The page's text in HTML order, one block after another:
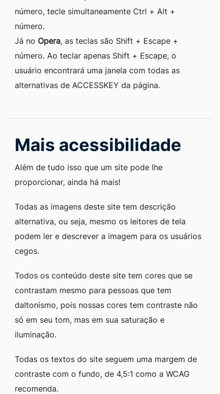
número, tecle simultaneamente Ctrl + Alt +
número.
Já no Opera, as teclas são Shift + Escape +
número. Ao teclar apenas Shift + Escape, o
usuário encontrará uma janela com todas as
alternativas de ACCESSKEY da página.
Mais acessibilidade
Além de tudo isso que um site pode lhe
proporcionar, ainda há mais!
Todas as imagens deste site tem descrição
alternativa, ou seja, mesmo os leitores de tela
podem ler e descrever a imagem para os usuários
cegos.
Todos os conteúdo deste site tem cores que se
contrastam mesmo para pessoas que tem
daltonismo, pois nossas cores tem contraste não
só em seu tom, mas em sua saturação e
iluminação.
Todas os textos do site seguem uma margem de
contraste com o fundo, de 4,5:1 como a WCAG
recomenda.